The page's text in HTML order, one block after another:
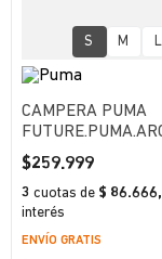
S M L
CAMPERA PUMA
KING HOMBRE
$259.999
3 cuotas de $
interés
ENVÍO GRATIS